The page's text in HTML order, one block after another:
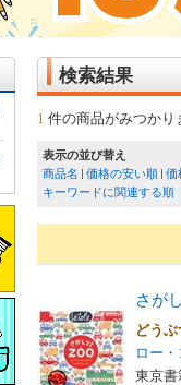
検索結果
1 件の商品がみつかり
表示の並び替え
商品名
価格の安い順 価
キーワードに関連する順
さが
どう
ロー
東京書